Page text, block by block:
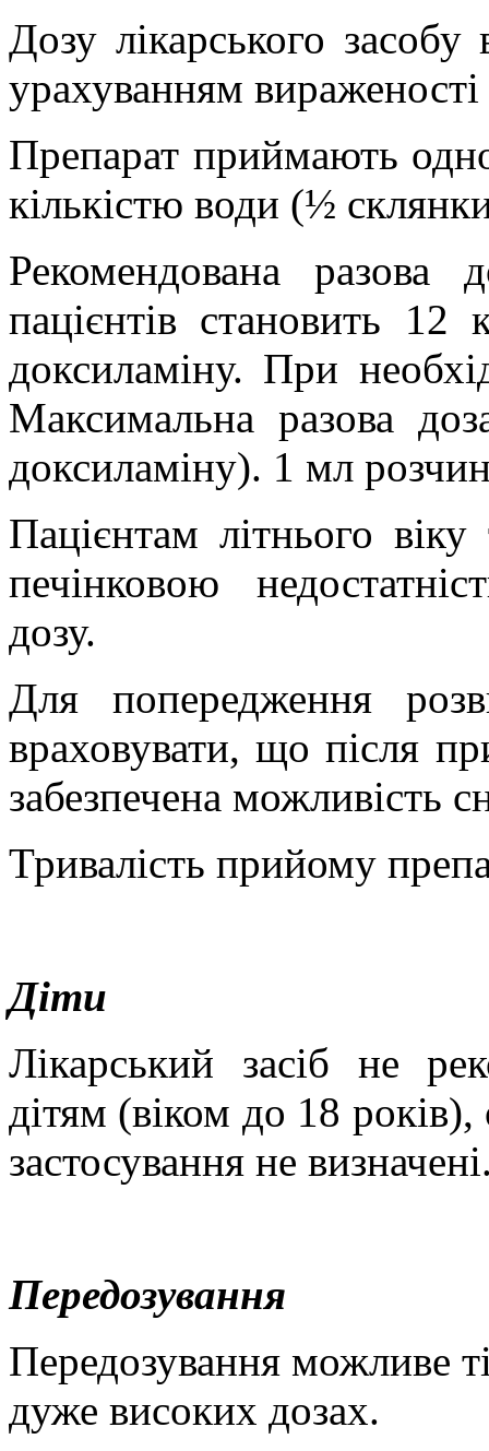
Дозу лікарського
урахуванням вираженості
Препарат приймають
кількістю води (½
Рекомендована разова
пацієнтів становить
доксиламіну. При
Максимальна разова
доксиламіну). 1 мл
Пацієнтам літнього
печінковою
дозу.
Для попередження
враховувати, що після
забезпечена можливість
Тривалість прийому
Діти
Лікарський засіб не
дітям (віком до 18 років),
застосування не
Передозування
Передозування можливе
дуже високих дозах.